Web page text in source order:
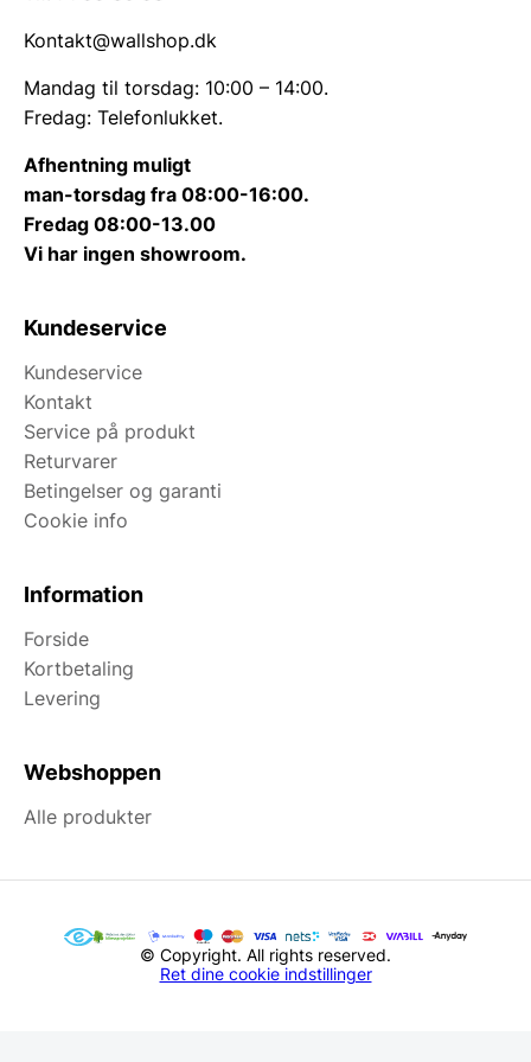
Kontakt@wallshop.dk
Mandag til torsdag: 10:00 – 14:00.
Fredag: Telefonlukket.
Afhentning muligt
man-torsdag fra 08:00-16:00.
Fredag 08:00-13.00
Vi har ingen showroom.
Kundeservice
Kundeservice
Kontakt
Service på produkt
Returvarer
Betingelser og garanti
Cookie info
Information
Forside
Kortbetaling
Levering
Webshoppen
Alle produkter
© Copyright. All rights reserved.
Ret dine cookie indstillinger